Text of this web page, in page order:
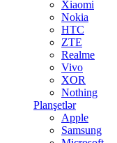
Xiaomi
Nokia
HTC
ZTE
Realme
Vivo
XOR
Nothing
Planşetlər
Apple
Samsung